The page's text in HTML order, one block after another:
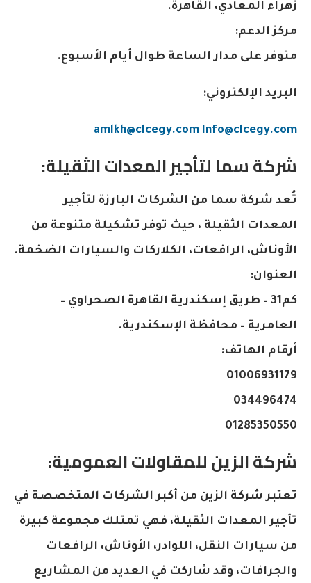
زهراء المعادي، القاهرة.
مركز الدعم:
متوفر على مدار الساعة طوال أيام الأسبوع.
البريد الإلكتروني:
amlkh@clcegy.com Info@clcegy.com
شركة سما لتأجير المعدات الثقيلة:
تُعد شركة سما من الشركات البارزة لتأجير
المعدات الثقيلة ، حيث توفر تشكيلة متنوعة من
الأوناش، الرافعات، الكلاركات والسيارات الضخمة.
العنوان:
كم31 – طريق إسكندرية القاهرة الصحراوي –
العامرية – محافظة الإسكندرية.
أرقام الهاتف:
01006931179
034496474
01285350550
شركة الزين للمقاولات العمومية:
تعتبر شركة الزين من أكبر الشركات المتخصصة في
تأجير المعدات الثقيلة، فهي تمتلك مجموعة كبيرة
من سيارات النقل، اللوادر، الأوناش، الرافعات
والجرافات، وقد شاركت في العديد من المشاريع